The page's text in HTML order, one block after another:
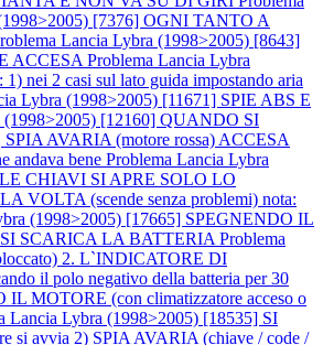
[7376] OGNI TANTO A
Lancia Lybra (1998>2005) [8643]
ACCESA Problema Lancia Lybra
2 casi sul lato guida impostando aria
Lybra (1998>2005) [11671] SPIE ABS E
(1998>2005) [12160] QUANDO SI
AVARIA (motore rossa) ACCESA
andava bene Problema Lancia Lybra
CHIAVI SI APRE SOLO LO
VOLTA (scende senza problemi) nota:
(1998>2005) [17665] SPEGNENDO IL
SCARICA LA BATTERIA Problema
2. L`INDICATORE DI
il polo negativo della batteria per 30
MOTORE (con climatizzatore acceso o
Lancia Lybra (1998>2005) [18535] SI
si avvia 2) SPIA AVARIA (chiave / code /